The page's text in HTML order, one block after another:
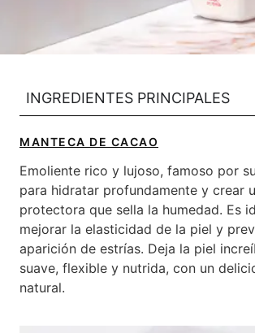
INGREDIENTES PRINCIPALES​
MANTECA DE CACAO
Emoliente rico y lujoso, famoso por
para hidratar profundamente y crear
protectora que sella la humedad. Es
mejorar la elasticidad de la piel y
aparición de estrías. Deja la piel
suave, flexible y nutrida, con un
natural.